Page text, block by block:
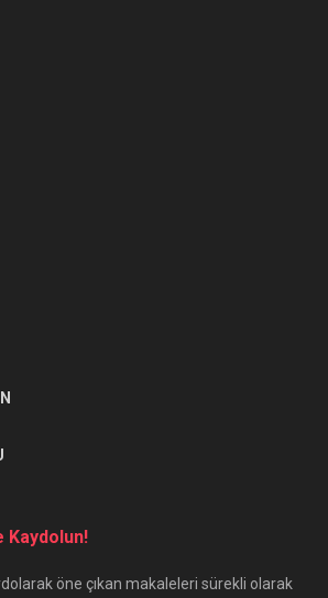
Kaydolun!
öne çıkan makaleleri sürekli olarak